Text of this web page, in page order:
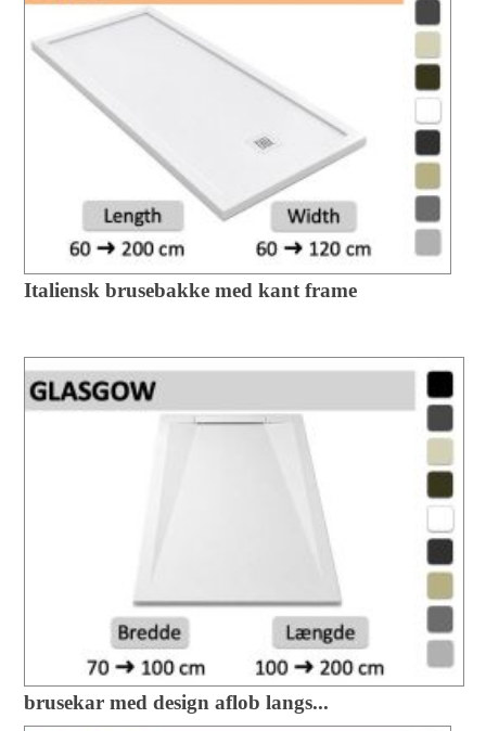
Italiensk brusebakke med kant frame
brusekar med design aflob langs...